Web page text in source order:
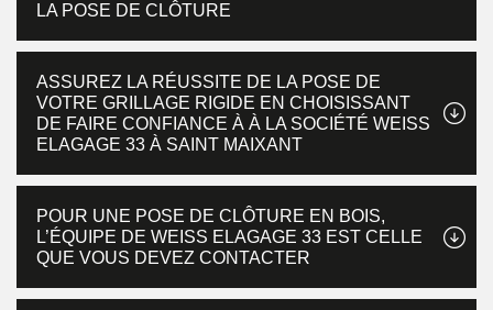
LA POSE DE CLÔTURE
ASSUREZ LA RÉUSSITE DE LA POSE DE
VOTRE GRILLAGE RIGIDE EN CHOISISSANT
DE FAIRE CONFIANCE À À LA SOCIÉTÉ WEISS
ELAGAGE 33 À SAINT MAIXANT
POUR UNE POSE DE CLÔTURE EN BOIS,
L’ÉQUIPE DE WEISS ELAGAGE 33 EST CELLE
QUE VOUS DEVEZ CONTACTER